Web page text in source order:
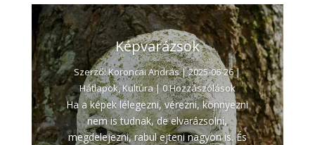
Képvarázsok
Szerző:Koroncai András|2025-06-26|
Hátlapok,Kultúra| 0 Hozzászólások
Ha a képek lélegezni, vérezni, könnyezni
nem is tudnak, de elvarázsolni,
megdelejezni, rabul ejteni nagyon is. És